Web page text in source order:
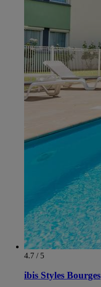
4.7 / 5
ibis Styles Bourges